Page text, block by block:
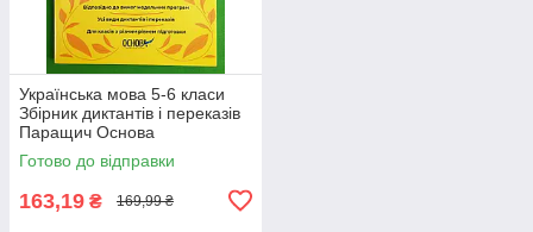
Українська мова 5-6 класи
Збірник диктантів і переказів
Паращич Основа
Готово до відправки
163,19 ₴ 169,99 ₴